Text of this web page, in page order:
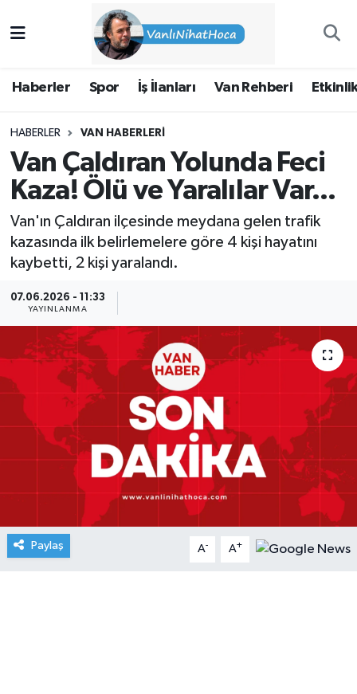
Haberler Spor İş İlanları Van Rehberi
HABERLER VAN HABERLERI
Van Çaldıran Yolunda Feci
Kaza! Ölü ve Yaralılar Var...
Van'ın Çaldıran ilçesinde meydana gelen trafik
kazasında ilk belirlemelere göre 4 kişi hayatını
kaybetti, 2 kişi yaralandı.
07.06.2026 - 11:33
YAYINLANMA
Paylaş A- A+
Van Rehberi
Etkinlikler
Köşe Yazıları
Hakkımda
İpekyolu Nöbetçi Eczaneler
Süper Lig Puan Durumu ve Fikstür
Tüm Manşetler
Son Dakika Haberleri
Haber Arşivi